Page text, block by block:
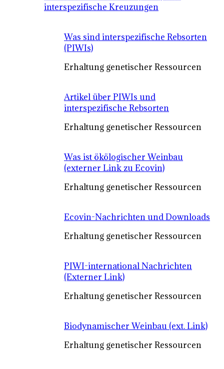
interspezifische Kreuzungen
Was sind interspezifische Rebsorten
(PIWIs)
Erhaltung genetischer Ressourcen
Artikel über PIWIs und
interspezifische Rebsorten
Erhaltung genetischer Ressourcen
Was ist ökölogischer Weinbau
(externer Link zu Ecovin)
Erhaltung genetischer Ressourcen
Ecovin-Nachrichten und Downloads
Erhaltung genetischer Ressourcen
PIWI-international Nachrichten
(Externer Link)
Erhaltung genetischer Ressourcen
Biodynamischer Weinbau (ext. Link)
Erhaltung genetischer Ressourcen